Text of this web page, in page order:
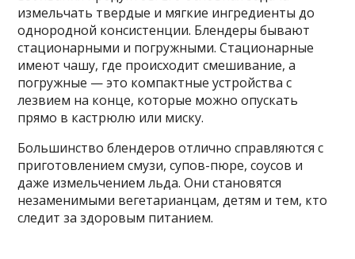
измельчать твердые и мягкие ингредиенты до
однородной консистенции. Блендеры бывают
стационарными и погружными. Стационарные
имеют чашу, где происходит смешивание, а
погружные — это компактные устройства с
лезвием на конце, которые можно опускать
прямо в кастрюлю или миску.
Большинство блендеров отлично справляются с
приготовлением смузи, супов-пюре, соусов и
даже измельчением льда. Они становятся
незаменимыми вегетарианцам, детям и тем, кто
следит за здоровым питанием.